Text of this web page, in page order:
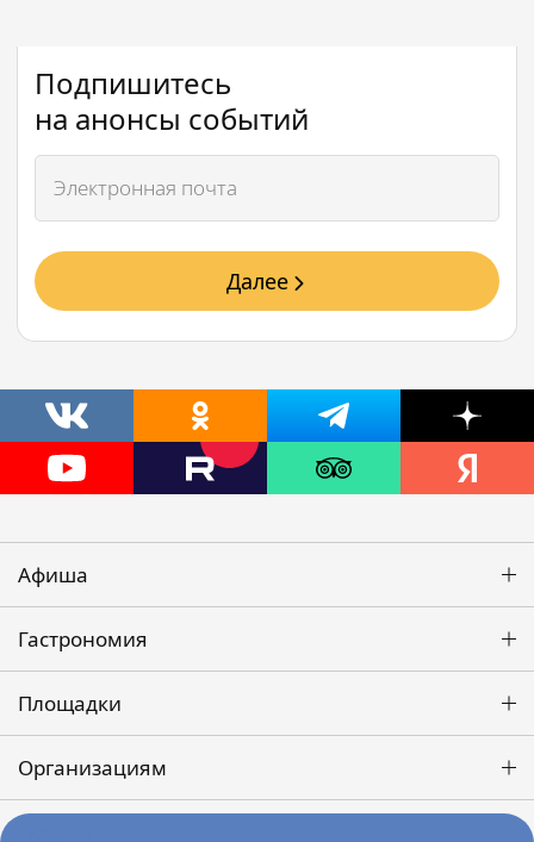
Подпишитесь
на анонсы событий
Далее
Афиша
Гастрономия
Площадки
Организациям